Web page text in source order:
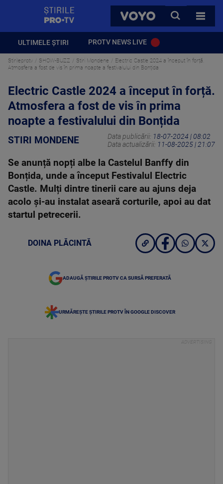
VOYO
CAUTA
TOATE
ULTIMELE ȘTIRI PROTV NEWS LIVE
Stirileprotv SHOW-BUZZ Stiri Mondene
Electric Castle 2024 a început în forță.
Atmosfera a fost de vis în prima noapte a festivalului din Bonțida
Electric Castle 2024 a început în forță.
Atmosfera a fost de vis în prima
noapte a festivalului din Bonțida
STIRI MONDENE Data publicării: 18-07-2024 | 08:02
Data actualizării: 11-08-2025 | 21:07
Se anunță nopți albe la Castelul Banffy din
Bonțida, unde a început Festivalul Electric
Castle. Mulți dintre tinerii care au ajuns deja
acolo și-au instalat aseară corturile, apoi au dat
startul petrecerii.
DOINA PLĂCINTĂ
ADAUGĂ ȘTIRILE PROTV CA SURSĂ PREFERATĂ
URMĂREȘTE ȘTIRILE PROTV ÎN GOOGLE DISCOVER